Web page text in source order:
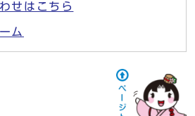
せはこちら
ム